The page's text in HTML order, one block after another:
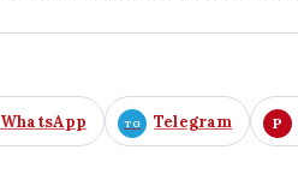
WhatsApp Telegram